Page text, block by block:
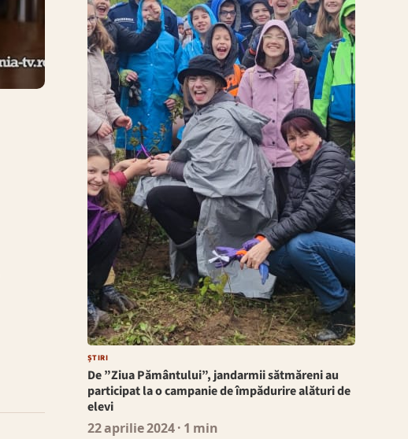
ȘTIRI
De ”Ziua Pământului”, jandarmii sătmăreni au
participat la o campanie de împădurire alături de
elevi
22 aprilie 2024· 1 min